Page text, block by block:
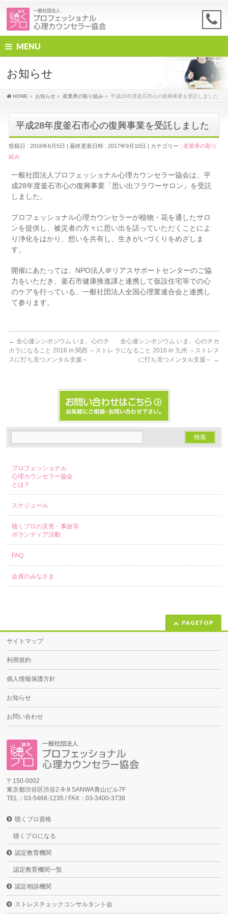
MENU
お知らせ
HOME » お知らせ » 産業界の取り組み » 平成28年度釜石市心の復興事業を受託しました
平成28年度釜石市心の復興事業を受託しました
投稿日 : 2016年6月5日 最終更新日時 : 2017年9月10日 カテゴリー : 産業界の取り
組み
一般社団法人プロフェッショナル心理カウンセラー協会は、平
成28年度釜石市心の復興事業「思い出フラワーサロン」を受託
しました。
プロフェッショナル心理カウンセラーが植物・花を通したサロ
ンを提供し、被災者の方々に思い出を語っていただくことによ
り浄化をはかり、想いを共有し、生きがいづくりをめざしま
す。
開催にあたっては、NPO法人＠リアスサポートセンターのご協
力をいただき、釜石市健康推進課と連携して仮設住宅等での心
のケアを行っている、一般社団法人全国心理業連合会と連携し
て参ります。
← 全心連シンポジウム いま、心のチ
カラになること 2016 in 関西 ～ストレ
スに打ち克つメンタル支援～
全心連シンポジウム いま、心のチカ
ラになること 2016 in 九州 ～ストレス
に打ち克つメンタル支援～ →
プロフェッショナル
心理カウンセラー協会
とは？
スケジュール
聴くプロの災害・事故等
ボランティア活動
FAQ
会員のみなさま
PAGETOP
サイトマップ
利用規約
個人情報保護方針
お知らせ
お問い合わせ
〒150-0002
東京都渋谷区渋谷2-9-9 SANWA青山ビル7F
TEL：03-5468-1235 / FAX：03-3400-3738
聴くプロ資格
聴くプロになる
認定教育機関
認定教育機関一覧
認定相談機関
ストレスチェックコンサルタント会